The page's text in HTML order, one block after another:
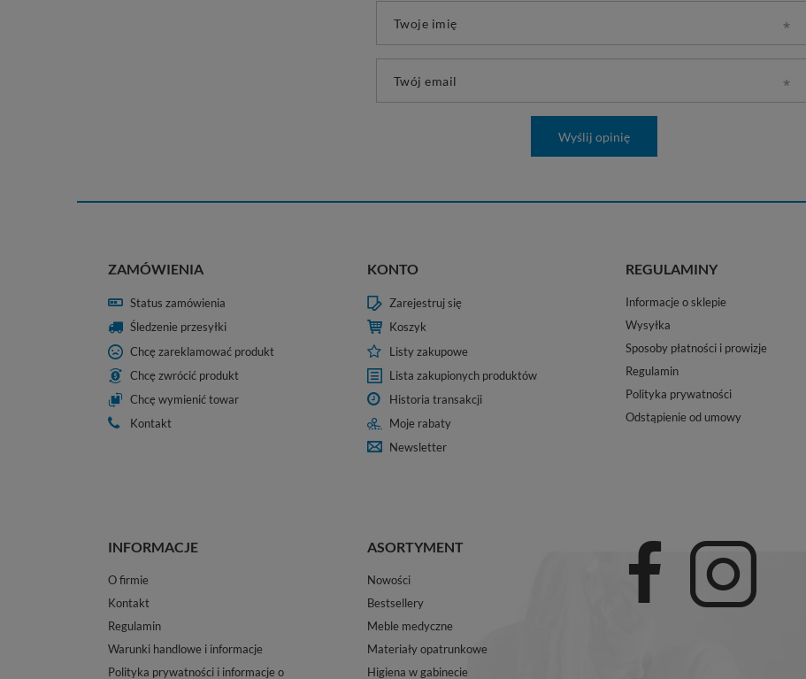
Twoje imię
Twój email
Wyślij opinię
ZAMÓWIENIA
Status zamówienia
Śledzenie przesyłki
Chcę zareklamować produkt
Chcę zwrócić produkt
Chcę wymienić towar
Kontakt
KONTO
Zarejestruj się
Koszyk
Listy zakupowe
Lista zakupionych produktów
Historia transakcji
Moje rabaty
Newsletter
REGULAMINY
Informacje o sklepie
Wysyłka
Sposoby płatności i prowizje
Regulamin
Polityka prywatności
Odstąpienie od umowy
INFORMACJE
O firmie
Kontakt
Regulamin
Warunki handlowe i informacje
Polityka prywatności i informacje o
ASORTYMENT
Nowości
Bestsellery
Meble medyczne
Materiały opatrunkowe
Higiena w gabinecie